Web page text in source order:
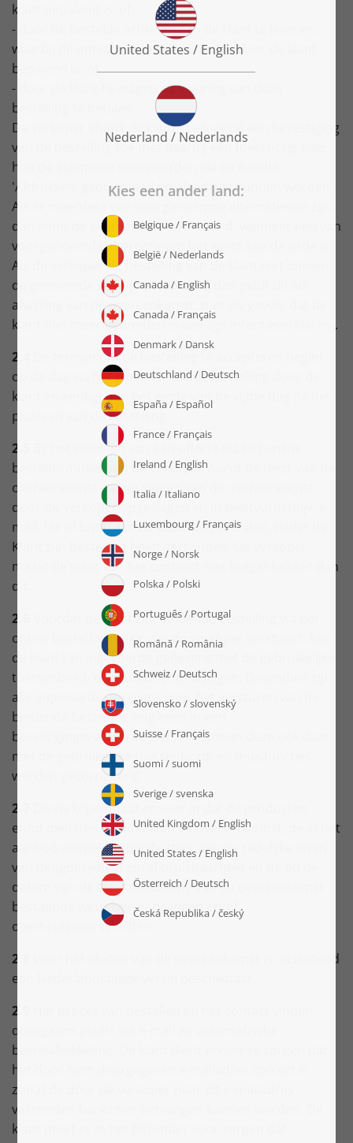
klant bepalend is, of
- door de bestelde artikelen aan de klant te leveren,
waarbij de ontvangst van de artikelen door de klant
bepalend is, of
- door de klant te vragen na levering van deze
bestelling te betalen.
De verkoper stuurt de klant in elk geval een bevestiging
van de bestelling toe met daarbij een toelichting over
hoe de algemene voorwaarden via de functie
'Afdrukken’ gedownload en afgedrukt kunnen worden.
Als er meerdere van voorgenoemde alternatieven zijn,
dan komt de overeenkomst tot stand, wanneer een van
voorgenoemde alternatieven het eerst aan de orde is.
Als de verkoper de bestelling van de klant niet binnen
de genoemde termijn accepteert, dan geldt dit als
afwijzing van de overeenkomst, met als gevolg dat de
klant niet meer gebonden is aan zijn intentieverklaring.
2.4
De termijn om de bestelling te accepteren begint
op de dag na het plaatsen van de bestelling door de
klant en eindigt aan het einde van de vijfde dag na het
plaatsen van de bestelling.
2.5
Bij het indienen van een offerte via het online
bestelformulier van de verkoper wordt de tekst van de
overeenkomst na het sluiten van de overeenkomst
door de Verkoper opgeslagen en in tekstvorm (bijv. e-
mail, fax of brief) aan de klant toegezonden, nadat de
Klant zijn bestelling heeft verzonden. De verkoper
maakt de tekst van het contract niet toegankelijker dan
dit.
2.6
Voordat de klant zijn bindende bestelling via het
online bestelformulier van de verkoper verstuurt, kan
de klant zijn ingevoerde gegevens met de gebruikelijke
toetsenbord- en muisfuncties wijzigen. Bovendien zijn
alle ingevoerde gegevens voor het versturen van de
bindende bestelling nog eens in een
bevestigingsvenster te zien, en kunnen deze ook daar
met de gebruikelijke toetsenbord- en muisfuncties
worden gecorrigeerd.
2.7
De verkoper staat er voor in dat de producten
en/of diensten voldoen aan de overeenkomst, de in het
aanbod vermelde specificaties, aan de redelijke eisen
van deugdelijkheid en/of bruikbaarheid en de op de
datum van de totstandkoming van de overeenkomst
bestaande wettelijke bepalingen en/of
overheidsvoorschriften.
2.8
Voor het sluiten van de overeenkomst is uitsluitend
een Nederlandstalige versie beschikbaar.
2.9
doorgaans plaats via e-mail en automatische
bestelafwikkeling. De klant dient ervoor te zorgen dat
het door hem doorgegeven e-mailadres correct is
zodat de door de verkoper naar dit e-mailadres
verzonden berichten ontvangen kunnen worden. De
klant moet er in het bijzonder voor zorgen dat